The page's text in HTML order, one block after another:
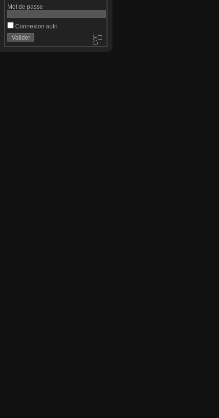
Mot de passe
Connexion auto